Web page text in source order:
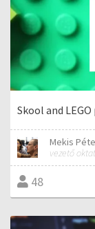
Skool and
Mekis
vezető
48